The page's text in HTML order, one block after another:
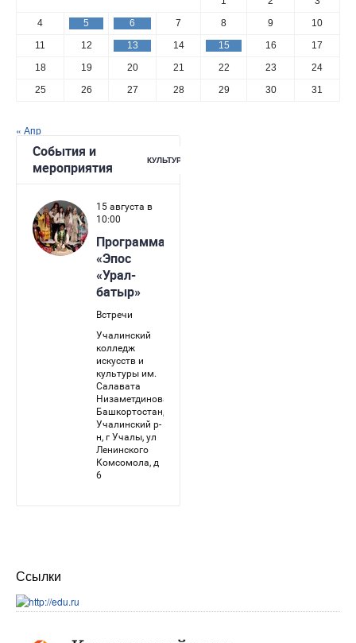
4
5 6 7 8 9
10
11
12 13 14 15 16
17
18
19 20 21 22 23
24
25
26 27 28 29 30 31
« Апр
Ссылки